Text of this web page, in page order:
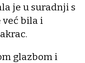
je u suradnji s
već bila i
glazbom i